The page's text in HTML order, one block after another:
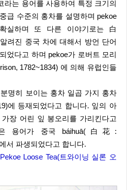
라는 용어를 사용하여 특정 크기의
급 수준의 홍차를 설명하며 pekoe
실하며 또 다른 이야기로는 白
려진 중국 차에 대해서 방언 단어
었다고 하며 pekoe가 로버트 모리
1782~1834) 에 의해 유럽인들
명히 보이는 홍차 일곱 가지 홍차
에 등재되었다고 합니다. 잎의 아
장 어린 잎 봉오리를 가리킨다고
용어가 중국 báihuā(白花:
서 파생되었다고 합니다.
Loose Tea(트와이닝 실론 오